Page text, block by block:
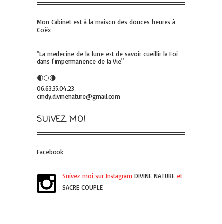
Mon Cabinet est à la maison des douces heures à
Coëx
"La medecine de la lune est de savoir cueillir la Foi
dans l'impermanence de la Vie"
🌒🌕🌘
06.63.35.04.23
cindy.divinenature@gmail.com
SUIVEZ MOI
Facebook
Suivez moi sur Instagram DIVINE NATURE et
SACRE COUPLE